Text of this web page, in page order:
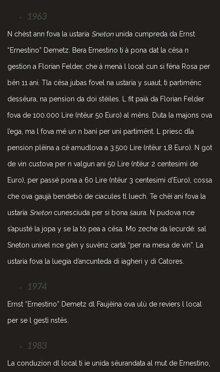
1963
N chëst ann fova la ustaria Snetonunida cumpreda da Ernst
“Ernestino” Demetz. Bera Ernestino ti à pona dat la cësa n
gestion a Florian Felder, che à menà l local cun si fëna Rosa per
bën 11 ani. Tla cësa jubas fovel na ustaria y suaut, ti partimënc
dessëura, na pension da doi stëiles. L fit paià da Florian Felder
fova de 100.000 Lire (ntëur 50 Euro) al mëns. Duta la majons ova
l’ega, ma l fova mé un n bani per uni partimënt. L priesc dla
pension plëina a cë amudlova a 3.500 Lire (ntëur 1,8 Euro). N got
de vin custova per n valgun ani 50 Lire (ntëur 2 centesimi de
Euro), per passé pona a 60 Lire (ntëur 3 centesimi d’Euro), cossa
che ova gaujà bendebò de ciacules tl luech. Te chëi ani fova la
ustaria Snetoncunesciuda per si bona śaura. N pudova nce
s’apusté la jopa y se la tò pea a cësa. Mo zeche da lecurdé: sal
Sneton univel nce gën y suvënz cartà “per na mesa de vin”. La
ustaria fova la luegia d’ancunteda di iagheri y di Catores.
1974
Ernst “Ernestino” Demetz dl Faujëina ova ulù de reviers l local
per se l gestì nstës.
1983
La conduzion dl local ti ie unida sëurandata al mut de Ernestino,